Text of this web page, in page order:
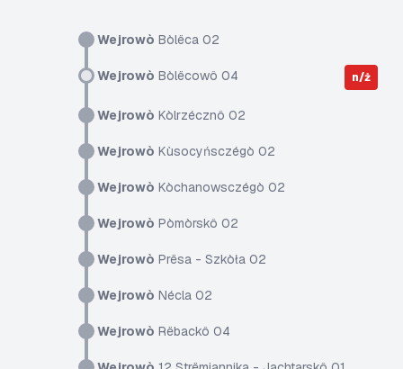
Wejrowò Bòlëca 02
Wejrowò Bòlëcowô 04 n/ż
Wejrowò Kòlrzécznô 02
Wejrowò Kùsocyńsczégò 02
Wejrowò Kòchanowsczégò 02
Wejrowò Pòmòrskô 02
Wejrowò Prësa - Szkòła 02
Wejrowò Nécla 02
Wejrowò Rëbackô 04